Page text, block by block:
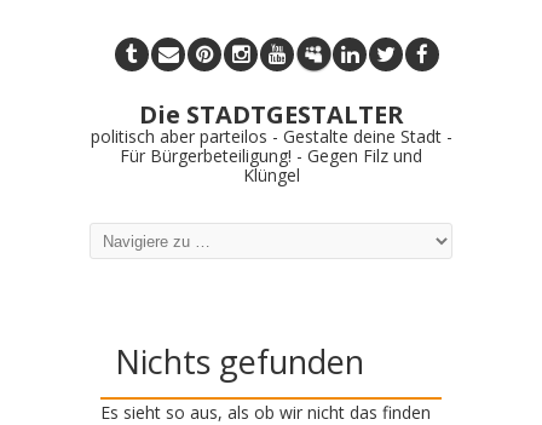
Die STADTGESTALTER
politisch aber parteilos - Gestalte deine Stadt -
Für Bürgerbeteiligung! - Gegen Filz und
Klüngel
Nichts gefunden
Es sieht so aus, als ob wir nicht das finden